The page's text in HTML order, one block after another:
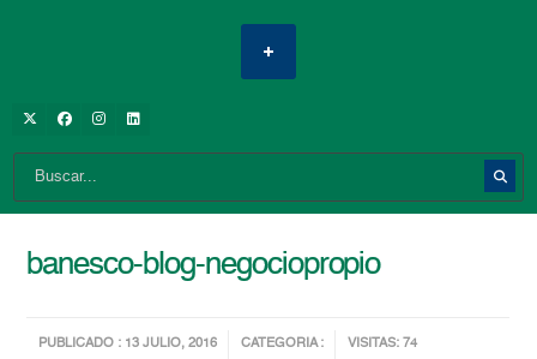
banesco-blog-negociopropio
PUBLICADO : 13 JULIO, 2016 CATEGORIA : VISITAS: 74